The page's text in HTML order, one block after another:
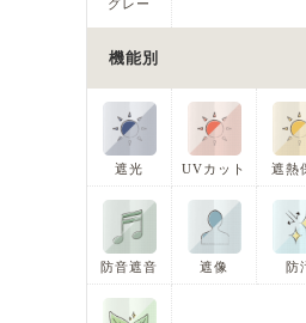
グレー
機能別
遮光 UVカット 遮熱
防音遮音 遮像 防